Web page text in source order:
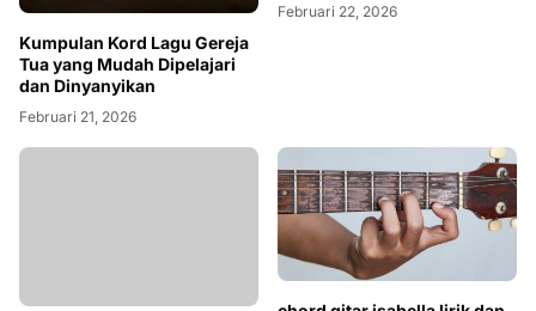
Kumpulan Kord Lagu Gereja
Tua yang Mudah Dipelajari
dan Dinyanyikan
Februari 21, 2026
Februari 22, 2026